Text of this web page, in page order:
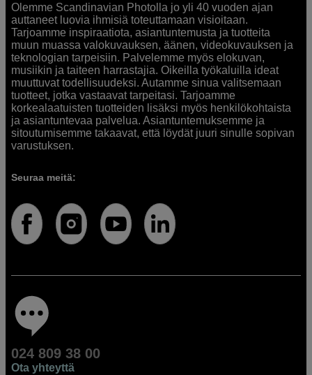
Olemme Scandinavian Photolla jo yli 40 vuoden ajan
auttaneet luovia ihmisiä toteuttamaan visioitaan.
Tarjoamme inspiraatiota, asiantuntemusta ja tuotteita
muun muassa valokuvauksen, äänen, videokuvauksen ja
teknologian tarpeisiin. Palvelemme myös elokuvan,
musiikin ja taiteen harrastajia. Oikeilla työkaluilla ideat
muuttuvat todellisuudeksi. Autamme sinua valitsemaan
tuotteet, jotka vastaavat tarpeitasi. Tarjoamme
korkealaatuisten tuotteiden lisäksi myös henkilökohtaista
ja asiantuntevaa palvelua. Asiantuntemuksemme ja
sitoutumisemme takaavat, että löydät juuri sinulle sopivan
varustuksen.
Seuraa meitä:
024 809 38 00
Ota yhteyttä